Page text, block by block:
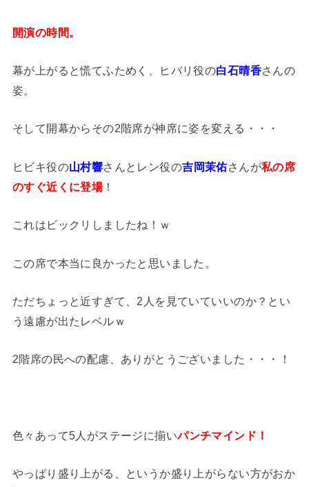
開演の時間。
幕が上がると慌てふためく、ヒバリ役の白石晴香さんの
姿。
そして開幕からその2階席が神席に姿を変える・・・
ヒビキ役の山村響さんとレン役の吉岡茉佑さんが私の席
のすぐ近くに登場！
これはビックリしましたね！ｗ
この席で本当に良かったと思いました。
ただちょっと近すぎて、2人を見ていていいのか？とい
う遠慮が出たレベルｗ
2階席の民への配慮、ありがとうございました・・・！
色々あって5人がステージに揃いパンチマインド！
やっぱり盛り上がる、というか盛り上がらない方がおか